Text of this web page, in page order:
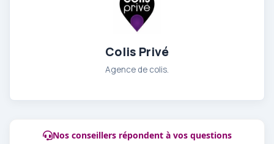
Colis Privé
Agence de colis.
Nos conseillers répondent à vos questions